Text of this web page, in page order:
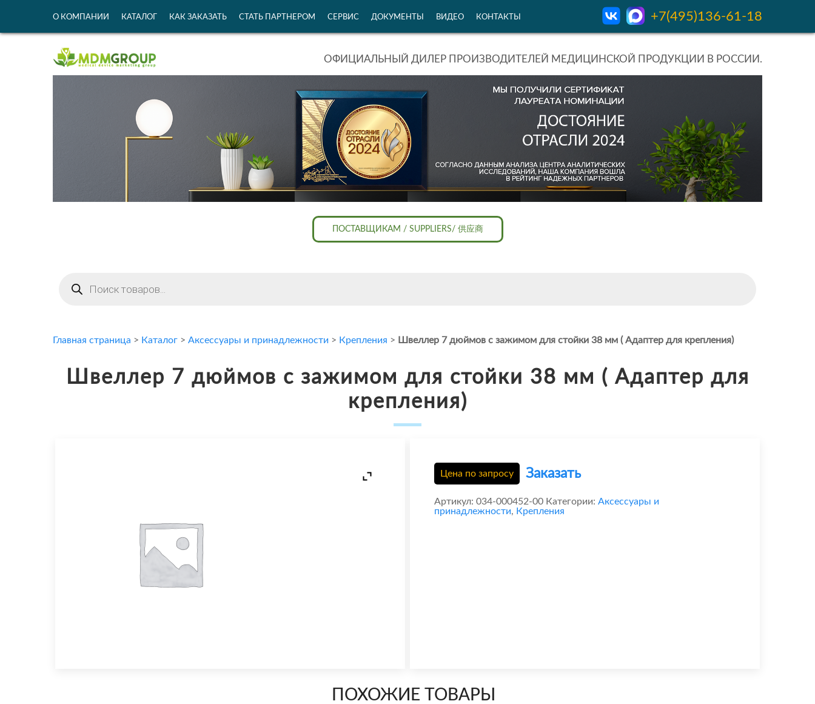
О КОМПАНИИ КАТАЛОГ КАК ЗАКАЗАТЬ СТАТЬ ПАРТНЕРОМ СЕРВИС ДОКУМЕНТЫ ВИДЕО КОНТАКТЫ +7(495)136-61-18
ОФИЦИАЛЬНЫЙ ДИЛЕР ПРОИЗВОДИТЕЛЕЙ МЕДИЦИНСКОЙ ПРОДУКЦИИ В РОССИИ.
ПОСТАВЩИКАМ / SUPPLIERS/ 供应商
товаров
Главная страница > Каталог > Аксессуары и принадлежности > Крепления > Швеллер 7 дюймов с зажимом для стойки 38 мм ( Адаптер для крепления)
Швеллер 7 дюймов с зажимом для стойки 38 мм ( Адаптер для
крепления)
Цена по запросу Заказать
Артикул: 034-000452-00 Категории: Аксессуары и
принадлежности, Крепления
ПОХОЖИЕ ТОВАРЫ